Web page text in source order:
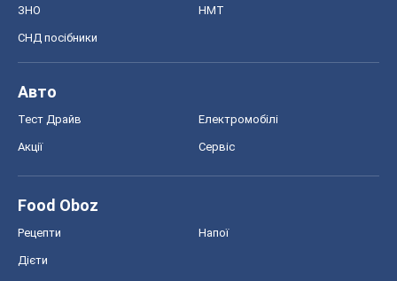
ЗНО НМТ
СНД посібники
Авто
Тест Драйв Електромобілі
Акції Сервіс
Food Oboz
Рецепти Напої
Дієти